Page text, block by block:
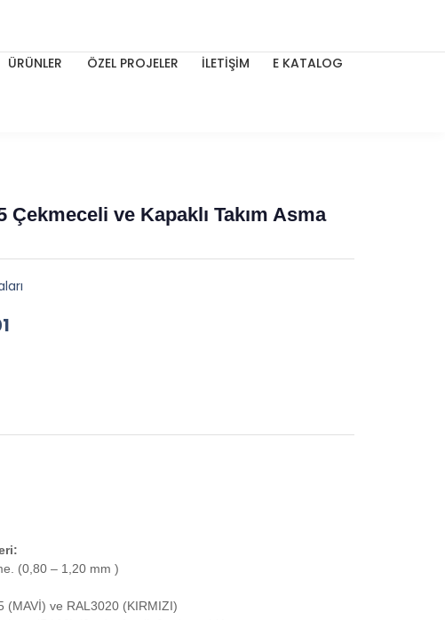
ÜRÜNLER ÖZEL PROJELER İLETİŞİM E KATALOG
Çekmeceli ve Kapaklı Takım Asma
(0,80 – 1,20 mm )
(MAVİ) ve RAL3020 (KIRMIZI)